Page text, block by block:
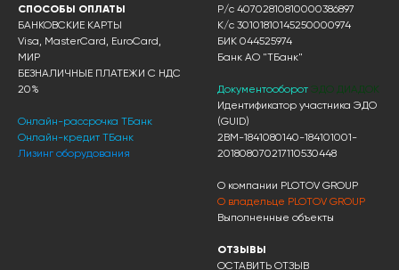
СПОСОБЫ ОПЛАТЫ
БАНКОВСКИЕ КАРТЫ
Visa, MasterCard, EuroCard,
МИР
БЕЗНАЛИЧНЫЕ ПЛАТЕЖИ С НДС
20%
Онлайн-рассрочка ТБанк
Онлайн-кредит ТБанк
Лизинг оборудования
Р/с 40702810810000386897
К/с 30101810145250000974
БИК 044525974
Банк АО "ТБанк"
Документооборот ЭДО ДИАДОК
Идентификатор участника ЭДО
(GUID)
2BM-1841080140-184101001-
201808070217110530448
О компании PLOTOV GROUP
О владельце PLOTOV GROUP
Выполненные объекты
ОТЗЫВЫ
ОСТАВИТЬ ОТЗЫВ